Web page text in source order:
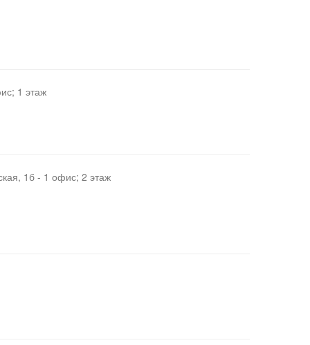
1 этаж
1б - 1 офис; 2 этаж